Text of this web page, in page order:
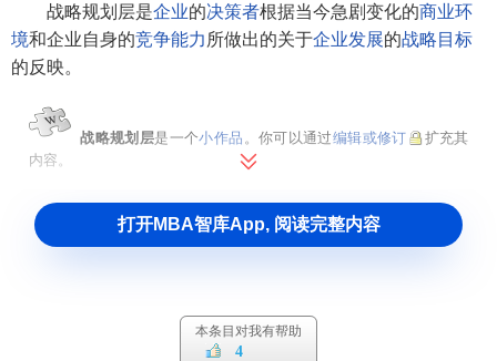
战略规划层是企业的决策者根据当今急剧变化的商业环
境和企业自身的竞争能力 所做出的关于企业发展的战略目标
的反映。
战略规划层是一个小作品 。你可以通过编辑或修订
扩充其
内容。
打开MBA智库App, 阅读完整内容
本条目对我有帮助
4